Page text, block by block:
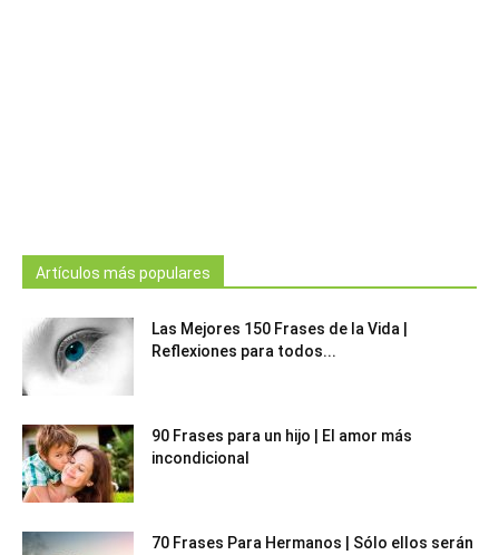
Artículos más populares
Las Mejores 150 Frases de la Vida |
Reflexiones para todos...
90 Frases para un hijo | El amor más
incondicional
70 Frases Para Hermanos | Sólo ellos serán